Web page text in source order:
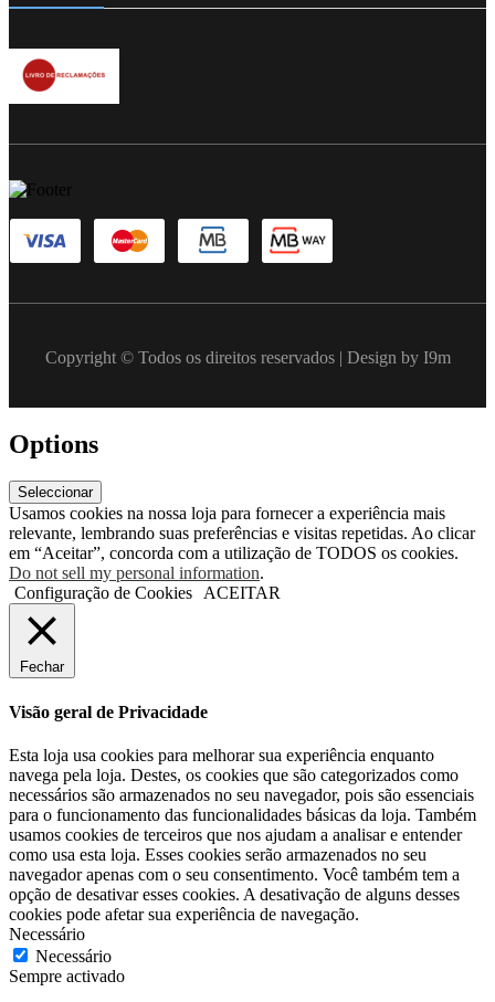
Copyright © Todos os direitos reservados | Design by I9m
Options
Seleccionar
Usamos cookies na nossa loja para fornecer a experiência mais
relevante, lembrando suas preferências e visitas repetidas. Ao clicar
em “Aceitar”, concorda com a utilização de TODOS os cookies.
Do not sell my personal information.
Configuração de Cookies ACEITAR
Fechar
Visão geral de Privacidade
Esta loja usa cookies para melhorar sua experiência enquanto
navega pela loja. Destes, os cookies que são categorizados como
necessários são armazenados no seu navegador, pois são essenciais
para o funcionamento das funcionalidades básicas da loja. Também
usamos cookies de terceiros que nos ajudam a analisar e entender
como usa esta loja. Esses cookies serão armazenados no seu
navegador apenas com o seu consentimento. Você também tem a
opção de desativar esses cookies. A desativação de alguns desses
cookies pode afetar sua experiência de navegação.
Necessário
Necessário
Sempre activado